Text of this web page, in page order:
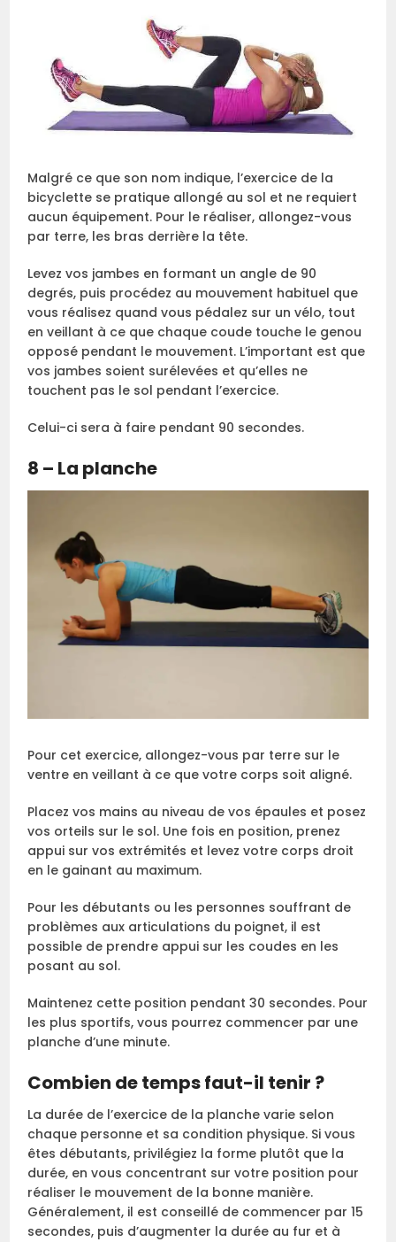
Malgré ce que son nom indique, l’exercice de la
bicyclette se pratique allongé au sol et ne requiert
aucun équipement. Pour le réaliser, allongez-vous
par terre, les bras derrière la tête.
Levez vos jambes en formant un angle de 90
degrés, puis procédez au mouvement habituel que
vous réalisez quand vous pédalez sur un vélo, tout
en veillant à ce que chaque coude touche le genou
opposé pendant le mouvement. L’important est que
vos jambes soient surélevées et qu’elles ne
touchent pas le sol pendant l’exercice.
Celui-ci sera à faire pendant 90 secondes.
8 – La planche
Pour cet exercice, allongez-vous par terre sur le
ventre en veillant à ce que votre corps soit aligné.
Placez vos mains au niveau de vos épaules et posez
vos orteils sur le sol. Une fois en position, prenez
appui sur vos extrémités et levez votre corps droit
en le gainant au maximum.
Pour les débutants ou les personnes souffrant de
problèmes aux articulations du poignet, il est
possible de prendre appui sur les coudes en les
posant au sol.
Maintenez cette position pendant 30 secondes. Pour
les plus sportifs, vous pourrez commencer par une
planche d’une minute.
Combien de temps faut-il tenir ?
La durée de l’exercice de la planche varie selon
chaque personne et sa condition physique. Si vous
êtes débutants, privilégiez la forme plutôt que la
durée, en vous concentrant sur votre position pour
réaliser le mouvement de la bonne manière.
Généralement, il est conseillé de commencer par 15
secondes, puis d’augmenter la durée au fur et à